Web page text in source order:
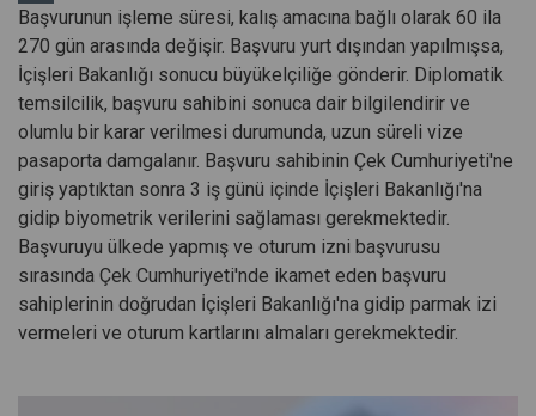
Başvurunun işleme süresi, kalış amacına bağlı olarak 60 ila
270 gün arasında değişir. Başvuru yurt dışından yapılmışsa,
İçişleri Bakanlığı sonucu büyükelçiliğe gönderir. Diplomatik
temsilcilik, başvuru sahibini sonuca dair bilgilendirir ve
olumlu bir karar verilmesi durumunda, uzun süreli vize
pasaporta damgalanır. Başvuru sahibinin Çek Cumhuriyeti'ne
giriş yaptıktan sonra 3 iş günü içinde İçişleri Bakanlığı'na
gidip biyometrik verilerini sağlaması gerekmektedir.
Başvuruyu ülkede yapmış ve oturum izni başvurusu
sırasında Çek Cumhuriyeti'nde ikamet eden başvuru
sahiplerinin doğrudan İçişleri Bakanlığı'na gidip parmak izi
vermeleri ve oturum kartlarını almaları gerekmektedir.